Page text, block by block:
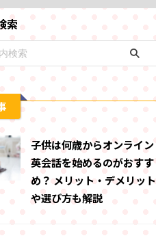
索
子供は何歳からオンライン
英会話を始めるのがおすす
め？ メリット・デメリット
や選び方も解説